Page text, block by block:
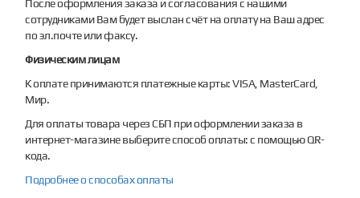
После оформления заказа и согласования с нашими
сотрудниками Вам будет выслан счёт на оплату на Ваш адрес
по эл.почте или факсу.
Физическим лицам
К оплате принимаются платежные карты: VISA, MasterCard,
Мир.
Для оплаты товара через СБП при оформлении заказа в
интернет-магазине выберите способ оплаты: с помощью QR-
кода.
Подробнее о способах оплаты